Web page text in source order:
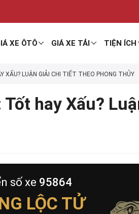
XE ÔTÔ GIÁ XE TẢI TIỆN ÍCH
XẤU? LUẬN GIẢI CHI TIẾT THEO PHONG THỦY
hay Xấu?
số xe 95864
LỘC TỬ